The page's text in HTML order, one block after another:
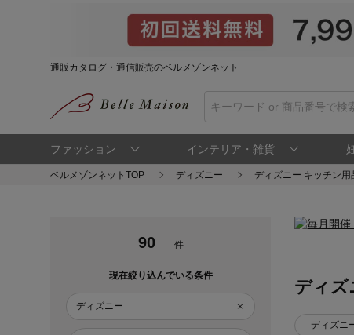
通販カタログ・通信販売のベルメゾンネット
ファッション インテリア・雑貨
ベルメゾンネットTOP ディズニー ディズニー キッチン
90 件
現在絞り込んでいる条件
ディズニー
ディズ
ディズニ